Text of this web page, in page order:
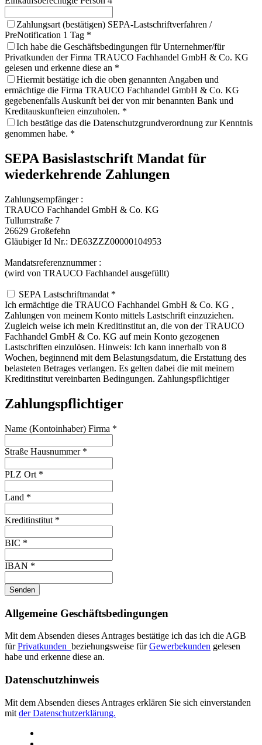
Zahlungsart (bestätigen) SEPA-Lastschriftverfahren /
PreNotification 1 Tag *
Ich habe die Geschäftsbedingungen für Unternehmer/für
Privatkunden der Firma TRAUCO Fachhandel GmbH & Co. KG
gelesen und erkenne diese an *
Hiermit bestätige ich die oben genannten Angaben und
ermächtige die Firma TRAUCO Fachhandel GmbH & Co. KG
gegebenenfalls Auskunft bei der von mir benannten Bank und
Kreditauskunfteien einzuholen. *
Ich bestätige das die Datenschutzgrundverordnung zur Kenntnis
genommen habe. *
SEPA Basislastschrift Mandat für
wiederkehrende Zahlungen
Zahlungsempfänger :
TRAUCO Fachhandel GmbH & Co. KG
Tullumstraße 7
26629 Großefehn
Gläubiger Id Nr.: DE63ZZZ00000104953
Mandatsreferenznummer :
(wird von TRAUCO Fachhandel ausgefüllt)
SEPA Lastschriftmandat *
Ich ermächtige die TRAUCO Fachhandel GmbH & Co. KG ,
Zahlungen von meinem Konto mittels Lastschrift einzuziehen.
Zugleich weise ich mein Kreditinstitut an, die von der TRAUCO
Fachhandel GmbH & Co. KG auf mein Konto gezogenen
Lastschriften einzulösen. Hinweis: Ich kann innerhalb von 8
Wochen, beginnend mit dem Belastungsdatum, die Erstattung des
belasteten Betrages verlangen. Es gelten dabei die mit meinem
Kreditinstitut vereinbarten Bedingungen. Zahlungspflichtiger
Zahlungspflichtiger
Name (Kontoinhaber) Firma *
Straße Hausnummer *
PLZ Ort *
Land *
Kreditinstitut *
BIC *
IBAN *
Senden
Allgemeine Geschäftsbedingungen
Mit dem Absenden dieses Antrages bestätige ich das ich die AGB
fürPrivatkunden beziehungsweise fürGewerbekunden gelesen
habe und erkenne diese an.
Datenschutzhinweis
Mit dem Absenden dieses Antrages erklären Sie sich einverstanden
mit der Datenschutzerklärung.